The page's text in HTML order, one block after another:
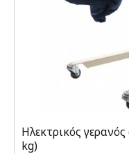
Ηλεκτρικός
kg)